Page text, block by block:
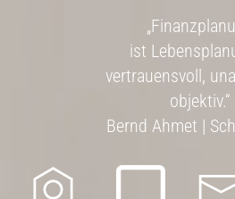
ist
vertrauensvoll,
objektiv.“
Bernd Ahmet |